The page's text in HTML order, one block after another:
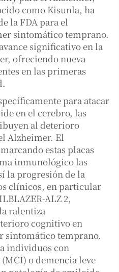
como Kisunla, ha
la FDA para el
sintomático temprano.
significativo en la
ofreciendo nueva
en las primeras
para atacar
en el cerebro, las
al deterioro
Alzheimer. El
estas placas
inmunológico las
la progresión de la
clínicos, en particular
ALZ 2,
ralentiza
cognitivo en
sintomático temprano.
individuos con
o demencia leve